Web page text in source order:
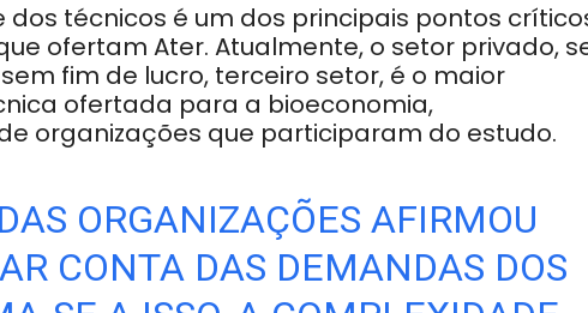
técnicos é um dos principais pontos
ofertam Ater. Atualmente, o setor privado,
fim de lucro, terceiro setor, é o maior
ofertada para a bioeconomia,
organizações que participaram do estudo.
ORGANIZAÇÕES AFIRMOU
CONTA DAS DEMANDAS DOS